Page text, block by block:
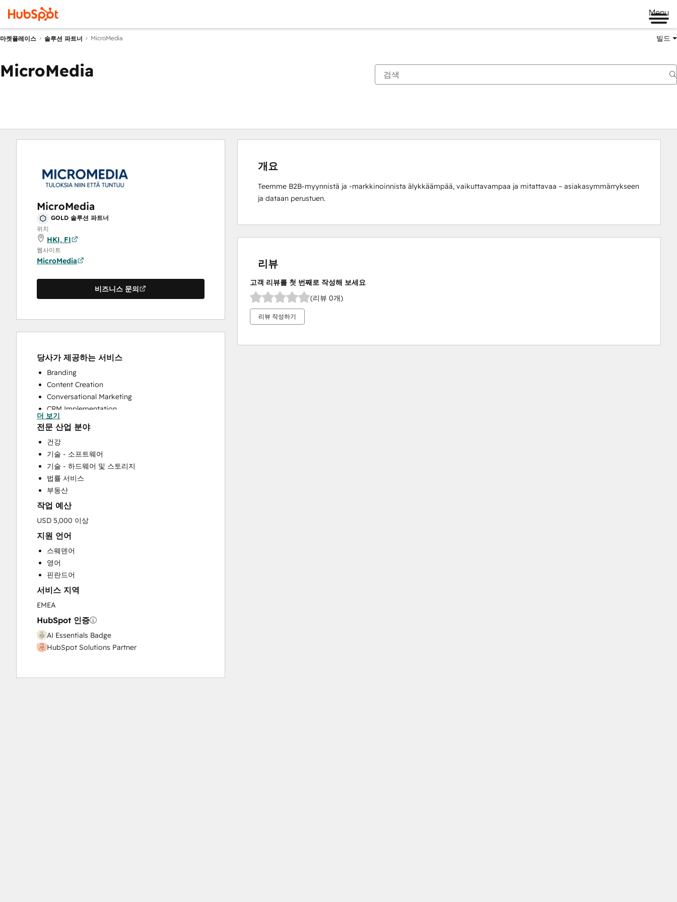
Menu
마켓플레이스 솔루션 파트너 MicroMedia 빌드
MicroMedia
MicroMedia
GOLD 솔루션 파트너
위치
HKI, FI
웹사이트
MicroMedia
비즈니스 문의
당사가 제공하는 서비스
Branding
Content Creation
Conversational Marketing
CRM Implementation
CRM Migration
Customer Marketing
Customer Survey and Analysis
Email Marketing
Full Inbound Marketing Services
Paid Advertising
Programmable Automation
Sales and Marketing Alignment
Sales Enablement
Social Media
Video Production
Website Design
Website Development
더 보기
전문 산업 분야
건강
기술 - 소프트웨어
기술 - 하드웨어 및 스토리지
법률 서비스
부동산
작업 예산
USD 5,000 이상
지원 언어
스웨덴어
영어
핀란드어
서비스 지역
EMEA
HubSpot 인증
AI Essentials Badge
HubSpot Solutions Partner
개요
Teemme B2B-myynnistä ja -markkinoinnista älykkäämpää, vaikuttavampaa ja mitattavaa – asiakasymmärrykseen
ja dataan perustuen.
리뷰
고객 리뷰를 첫 번째로 작성해 보세요
(리뷰 0개)
리뷰 작성하기